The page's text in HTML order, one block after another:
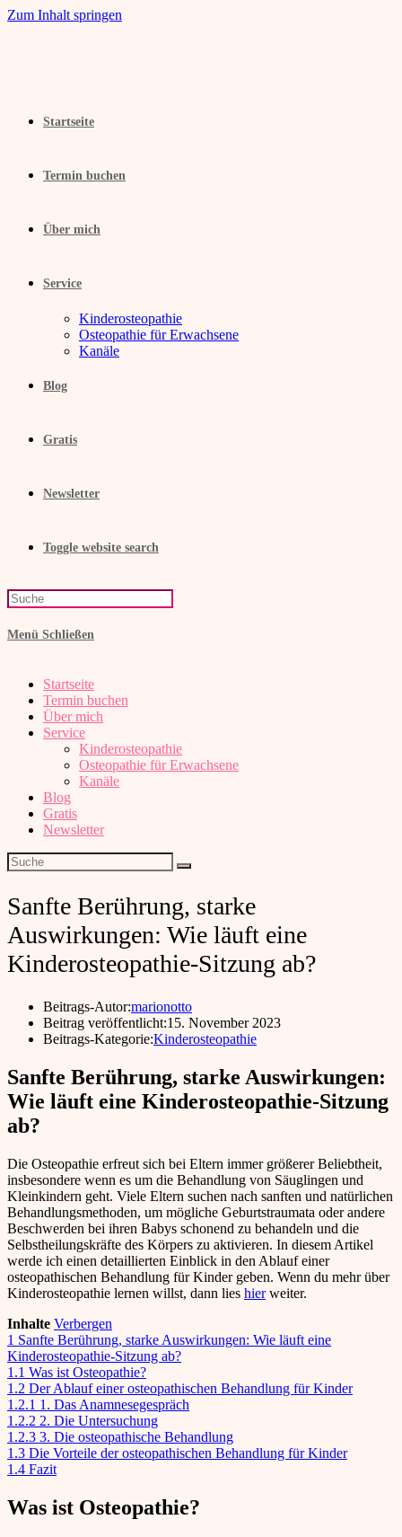
Zum Inhalt springen
Startseite
Termin buchen
Über mich
Service
Kinderosteopathie
Osteopathie für Erwachsene
Kanäle
Blog
Gratis
Newsletter
Toggle website search
Menü Schließen
Startseite
Termin buchen
Über mich
Service
Kinderosteopathie
Osteopathie für Erwachsene
Kanäle
Blog
Gratis
Newsletter
Sanfte Berührung, starke
Auswirkungen: Wie läuft eine
Kinderosteopathie-Sitzung ab?
Beitrags-Autor:marionotto
Beitrag veröffentlicht:15. November 2023
Beitrags-Kategorie:Kinderosteopathie
Sanfte Berührung, starke Auswirkungen:
Wie läuft eine Kinderosteopathie-Sitzung
ab?
‍Die Osteopathie erfreut sich bei Eltern immer größerer Beliebtheit,
insbesondere wenn es um die Behandlung von Säuglingen und
Kleinkindern geht. Viele Eltern suchen nach sanften und natürlichen
Behandlungsmethoden, um mögliche Geburtstraumata oder andere
Beschwerden bei ihren Babys schonend zu behandeln und die
Selbstheilungskräfte des Körpers zu aktivieren. In diesem Artikel
werde ich einen detaillierten Einblick in den Ablauf einer
osteopathischen Behandlung für Kinder geben. Wenn du mehr über
Kinderosteopathie lernen willst, dann lies hierweiter.
Inhalte Verbergen
1 Sanfte Berührung, starke Auswirkungen: Wie läuft eine
Kinderosteopathie-Sitzung ab?
1.1 Was ist Osteopathie?
1.2 Der Ablauf einer osteopathischen Behandlung für Kinder
1.2.1 1. Das Anamnesegespräch
1.2.2 2. Die Untersuchung
1.2.3 3. Die osteopathische Behandlung
1.3 Die Vorteile der osteopathischen Behandlung für Kinder
1.4 Fazit
Was ist Osteopathie?